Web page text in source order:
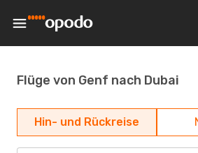
Flüge von Genf nach Dubai
Hin- und Rückreise